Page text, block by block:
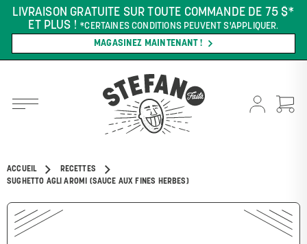
LIVRAISON GRATUITE SUR TOUTE COMMANDE DE 75 $*
ET PLUS ! *CERTAINES CONDITIONS PEUVENT S'APPLIQUER.
MAGASINEZ MAINTENANT !
ACCUEIL
RECETTES
SUGHETTO AGLI AROMI (SAUCE AUX FINES HERBES)